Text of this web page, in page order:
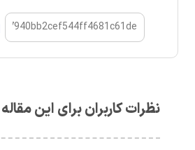
نظرات کاربران برای این مقاله